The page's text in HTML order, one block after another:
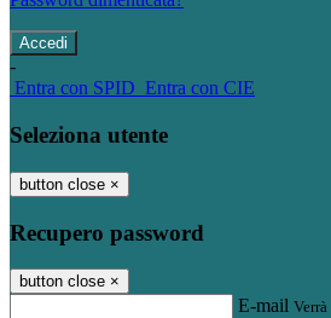
-
Entra con SPID Entra con CIE
Seleziona utente
button close ×
Recupero password
button close ×
E-mail